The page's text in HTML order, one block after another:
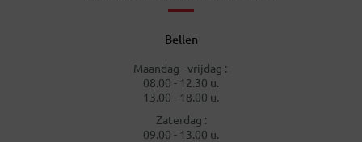
Bellen
Maandag - vrijdag :
08.00 - 12.30 u.
13.00 - 18.00 u.
Zaterdag :
09.00 - 13.00 u.